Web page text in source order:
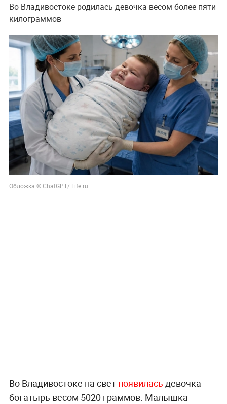
Во Владивостоке родилась девочка весом более пяти
килограммов
Обложка © ChatGPT/ Life.ru
Во Владивостоке на свет появилась девочка-
богатырь весом 5020 граммов. Малышка